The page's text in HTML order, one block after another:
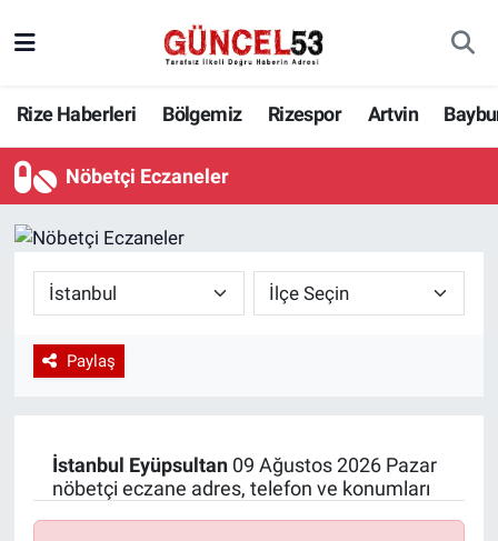
Rize Haberleri Bölgemiz Rizespor Artvin
Nöbetçi Eczaneler
Paylaş
İstanbul Eyüpsultan09 Ağustos 2026 Pazar
nöbetçi eczane adres, telefon ve konumları